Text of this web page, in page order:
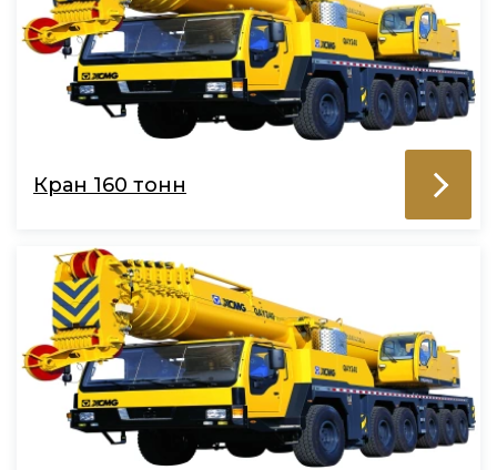
Кран 160 тонн